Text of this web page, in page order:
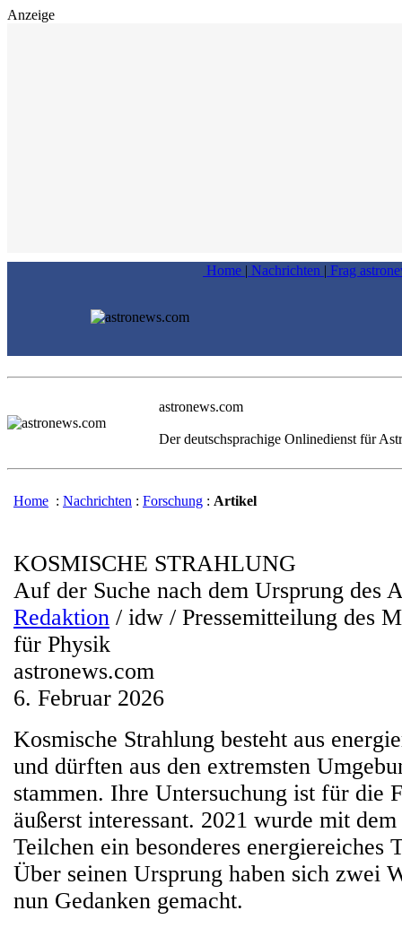
Anzeige
Home | Nachrichten | Frag
astronews.com
Der deutschsprachige Onlinedienst für
Home : Nachrichten : Forschung : Artikel
KOSMISCHE STRAHLUNG
Auf der Suche nach dem Ursprung des
Redaktion / idw / Pressemitteilung des
für Physik
astronews.com
6. Februar 2026
Kosmische Strahlung besteht aus
und dürften aus den extremsten
stammen. Ihre Untersuchung ist für die
äußerst interessant. 2021 wurde mit
Teilchen ein besonderes energiereiches
Über seinen Ursprung haben sich zwei
nun Gedanken gemacht.